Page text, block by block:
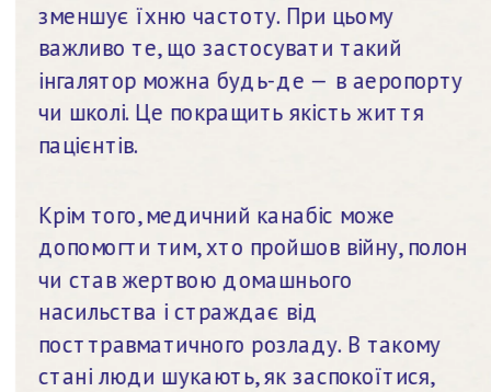
зменшує їхню частоту. При цьому
важливо те, що застосувати такий
інгалятор можна будь-де — в аеропорту
чи школі. Це покращить якість життя
пацієнтів.
Крім того, медичний канабіс може
допомогти тим, хто пройшов війну, полон
чи став жертвою домашнього
насильства і страждає від
посттравматичного розладу. В такому
стані люди шукають, як заспокоїтися,